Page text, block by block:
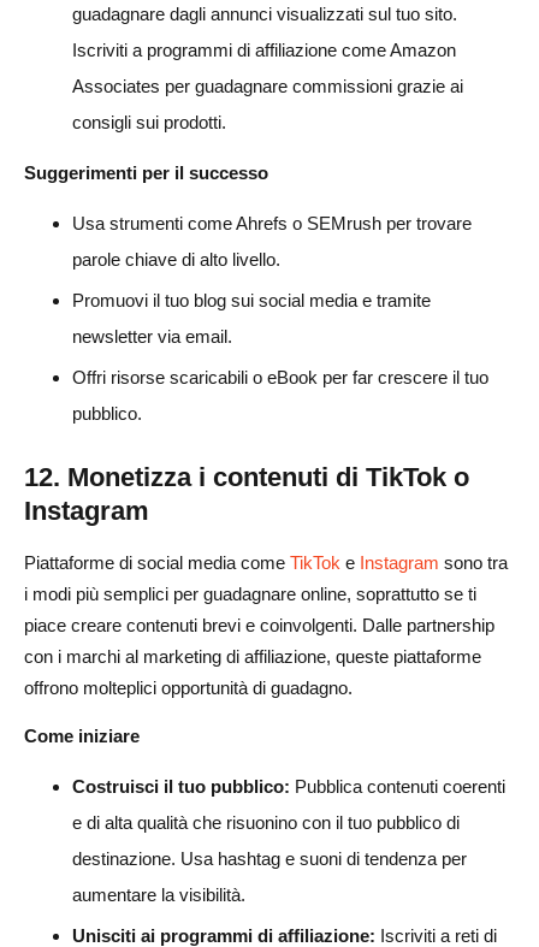
guadagnare dagli annunci visualizzati sul tuo sito.
Iscriviti a programmi di affiliazione come Amazon
Associates per guadagnare commissioni grazie ai
consigli sui prodotti.
Suggerimenti per il successo
Usa strumenti come Ahrefs o SEMrush per trovare
parole chiave di alto livello.
Promuovi il tuo blog sui social media e tramite
newsletter via email.
Offri risorse scaricabili o eBook per far crescere il tuo
pubblico.
12. Monetizza i contenuti di TikTok o
Instagram
Piattaforme di social media come TikTok e Instagram sono tra
i modi più semplici per guadagnare online, soprattutto se ti
piace creare contenuti brevi e coinvolgenti. Dalle partnership
con i marchi al marketing di affiliazione, queste piattaforme
offrono molteplici opportunità di guadagno.
Come iniziare
Costruisci il tuo pubblico: Pubblica contenuti coerenti
e di alta qualità che risuonino con il tuo pubblico di
destinazione. Usa hashtag e suoni di tendenza per
aumentare la visibilità.
Unisciti ai programmi di affiliazione: Iscriviti a reti di